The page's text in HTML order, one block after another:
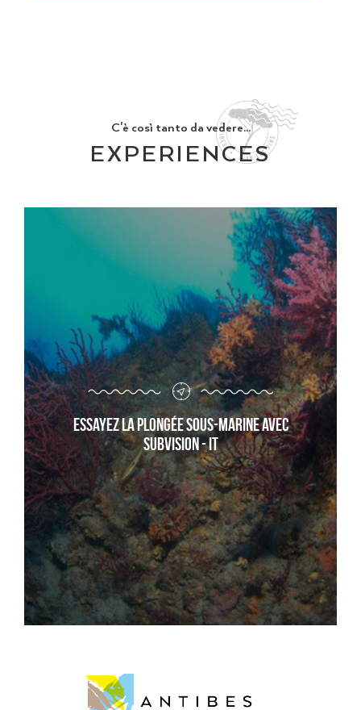
C'è così tanto da vedere...
EXPERIENCES
Essayez la plongée sous-marine avec
Subvision - it